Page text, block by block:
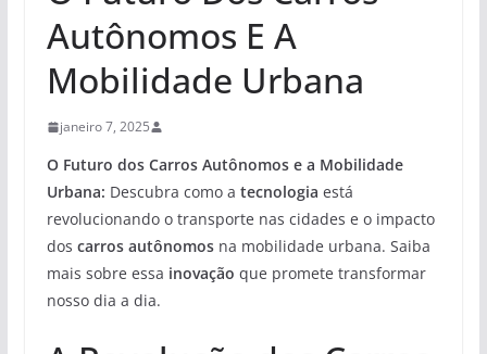
Autônomos E A
Mobilidade Urbana
janeiro 7, 2025
O Futuro dos Carros Autônomos e a Mobilidade
Urbana: Descubra como a tecnologia está
revolucionando o transporte nas cidades e o impacto
dos carros autônomosna mobilidade urbana. Saiba
mais sobre essa inovação que promete transformar
nosso dia a dia.